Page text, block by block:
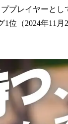
プレイヤーと
位（2024年11月